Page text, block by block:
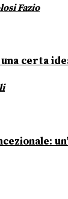
Fazio
certa